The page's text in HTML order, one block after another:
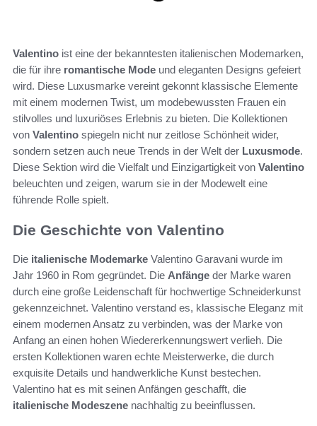
Valentino ist eine der bekanntesten italienischen Modemarken,
die für ihre romantische Mode und eleganten Designs gefeiert
wird. Diese Luxusmarke vereint gekonnt klassische Elemente
mit einem modernen Twist, um modebewussten Frauen ein
stilvolles und luxuriöses Erlebnis zu bieten. Die Kollektionen
von Valentino spiegeln nicht nur zeitlose Schönheit wider,
sondern setzen auch neue Trends in der Welt der Luxusmode.
Diese Sektion wird die Vielfalt und Einzigartigkeit von Valentino
beleuchten und zeigen, warum sie in der Modewelt eine
führende Rolle spielt.
Die Geschichte von Valentino
Die italienische Modemarke Valentino Garavani wurde im
Jahr 1960 in Rom gegründet. Die Anfänge der Marke waren
durch eine große Leidenschaft für hochwertige Schneiderkunst
gekennzeichnet. Valentino verstand es, klassische Eleganz mit
einem modernen Ansatz zu verbinden, was der Marke von
Anfang an einen hohen Wiedererkennungswert verlieh. Die
ersten Kollektionen waren echte Meisterwerke, die durch
exquisite Details und handwerkliche Kunst bestechen.
Valentino hat es mit seinen Anfängen geschafft, die
italienische Modeszene nachhaltig zu beeinflussen.